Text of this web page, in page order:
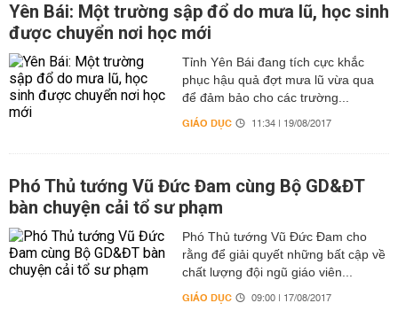
Yên Bái: Một trường sập đổ do mưa lũ, học sinh
được chuyển nơi học mới
Tỉnh Yên Bái đang tích cực khắc
phục hậu quả đợt mưa lũ vừa qua
để đảm bảo cho các trường...
GIÁO DỤC 11:34 | 19/08/2017
Phó Thủ tướng Vũ Đức Đam cùng Bộ GD&ĐT
bàn chuyện cải tổ sư phạm
Phó Thủ tướng Vũ Đức Đam cho
rằng để giải quyết những bất cập về
chất lượng đội ngũ giáo viên...
GIÁO DỤC 09:00 | 17/08/2017